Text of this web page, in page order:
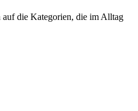
die Kategorien, die im Alltag